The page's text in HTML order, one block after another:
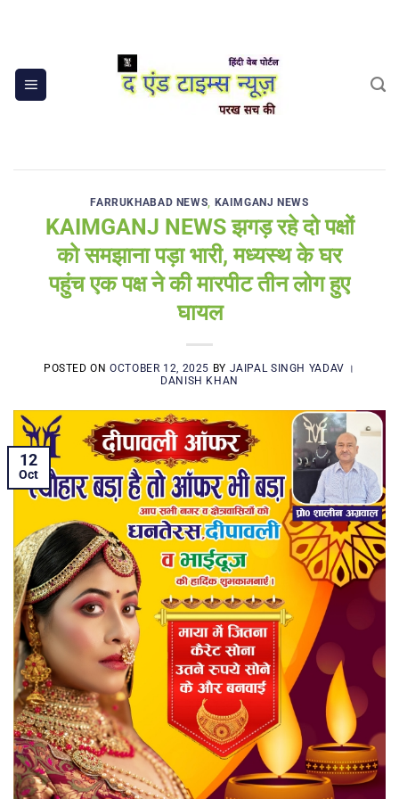
FARRUKHABAD NEWS, KAIMGANJ NEWS
KAIMGANJ NEWS झगड़ रहे दो पक्षों
को समझाना पड़ा भारी, मध्यस्थ के घर
पहुंच एक पक्ष ने की मारपीट तीन लोग हुए
घायल
POSTED ONOCTOBER 12, 2025 BY JAIPAL SINGH YADAV ।
DANISH KHAN
12
Oct